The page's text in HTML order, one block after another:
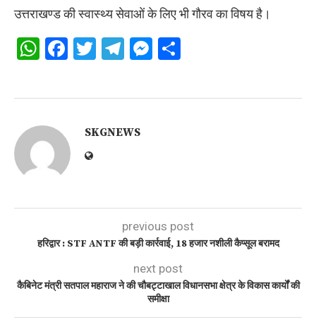
उत्तराखण्ड की स्वास्थ्य सेवाओं के लिए भी गौरव का विषय है।
WhatsApp
Facebook
Twitter
Telegram
Messenger
SKGNEWS
previous post
हरिद्वार : STF ANTF की बड़ी कार्रवाई, 18 हजार नशीली कैप्सूल बरामद
next post
कैबिनेट मंत्री सतपाल महाराज ने की चौबट्टाखाल विधानसभा क्षेत्र के विकास कार्यों की
समीक्षा